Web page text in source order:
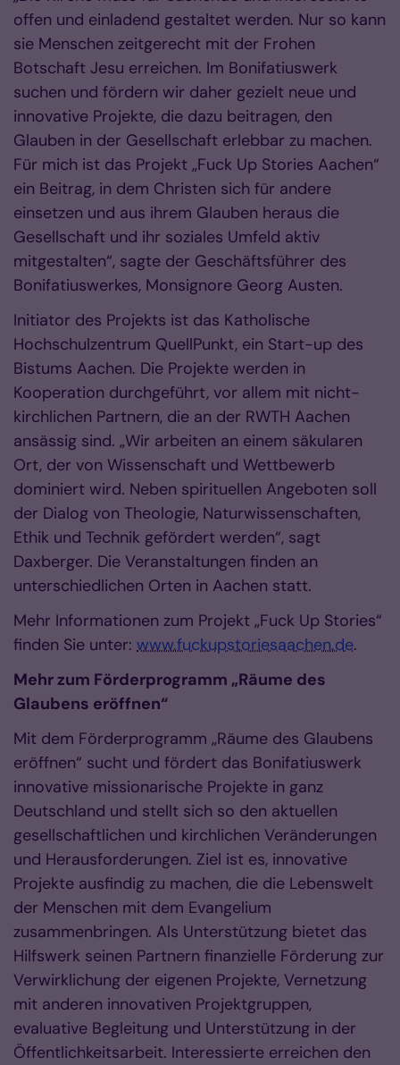
offen und einladend gestaltet werden. Nur so kann
sie Menschen zeitgerecht mit der Frohen
Botschaft Jesu erreichen. Im Bonifatiuswerk
suchen und fördern wir daher gezielt neue und
innovative Projekte, die dazu beitragen, den
Glauben in der Gesellschaft erlebbar zu machen.
Für mich ist das Projekt „Fuck Up Stories Aachen“
ein Beitrag, in dem Christen sich für andere
einsetzen und aus ihrem Glauben heraus die
Gesellschaft und ihr soziales Umfeld aktiv
mitgestalten“, sagte der Geschäftsführer des
Bonifatiuswerkes, Monsignore Georg Austen.
Initiator des Projekts ist das Katholische
Hochschulzentrum QuellPunkt, ein Start-up des
Bistums Aachen. Die Projekte werden in
Kooperation durchgeführt, vor allem mit nicht-
kirchlichen Partnern, die an der RWTH Aachen
ansässig sind. „Wir arbeiten an einem säkularen
Ort, der von Wissenschaft und Wettbewerb
dominiert wird. Neben spirituellen Angeboten soll
der Dialog von Theologie, Naturwissenschaften,
Ethik und Technik gefördert werden“, sagt
Daxberger. Die Veranstaltungen finden an
unterschiedlichen Orten in Aachen statt.
Mehr Informationen zum Projekt „Fuck Up Stories“
finden Sie unter: www.fuckupstoriesaachen.de.
Mehr zum Förderprogramm „Räume des
Glaubens eröffnen“
Mit dem Förderprogramm „Räume des Glaubens
eröffnen“ sucht und fördert das Bonifatiuswerk
innovative missionarische Projekte in ganz
Deutschland und stellt sich so den aktuellen
gesellschaftlichen und kirchlichen Veränderungen
und Herausforderungen. Ziel ist es, innovative
Projekte ausfindig zu machen, die die Lebenswelt
der Menschen mit dem Evangelium
zusammenbringen. Als Unterstützung bietet das
Hilfswerk seinen Partnern finanzielle Förderung zur
Verwirklichung der eigenen Projekte, Vernetzung
mit anderen innovativen Projektgruppen,
evaluative Begleitung und Unterstützung in der
Öffentlichkeitsarbeit. Interessierte erreichen den